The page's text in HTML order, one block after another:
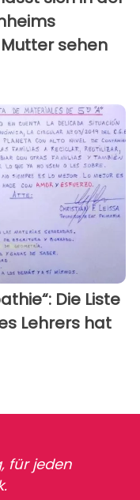
sehen
Die Liste
Lehrers hat
für jeden